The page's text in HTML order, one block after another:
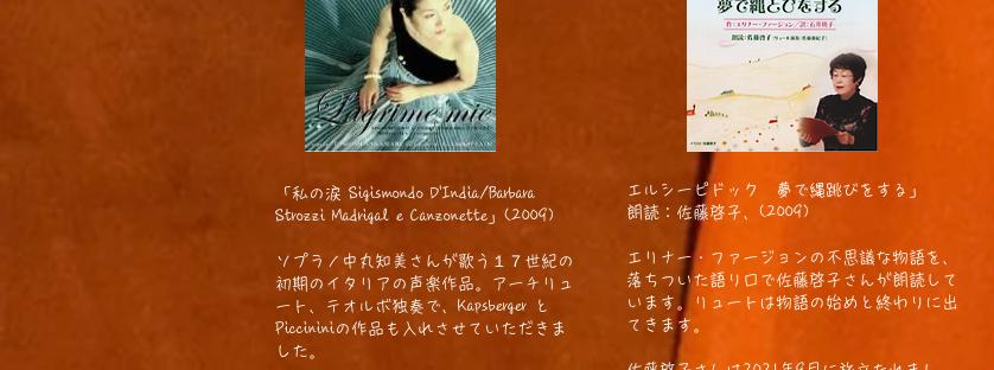
「私の涙 Sigismondo D'India/Barbara
Strozzi Madrigal e Canzonette」(2009)
ソプラノ中丸知美さんが歌う１７世紀の
初期のイタリアの声楽作品。アーチリュ
ート、テオルボ独奏で、Kapsberger と
Piccininiの作品も入れさせていただきま
した。
エルシーピドック 夢で縄跳びをする」
朗読：佐藤啓子、(2009)
エリナー・ファージョンの不思議な物語を、
落ちついた語り口で佐藤啓子さんが朗読して
います。リュートは物語の始めと終わりに出
てきます。